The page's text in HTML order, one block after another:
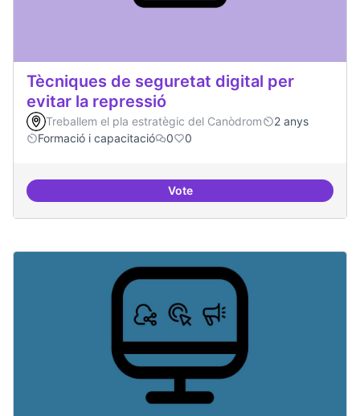
Tècniques de seguretat digital per
evitar la repressió
Treballem el pla estratègic del Canòdrom
2 anys
Formació i capacitació
0 0
VoteTècniques de seguretat digital